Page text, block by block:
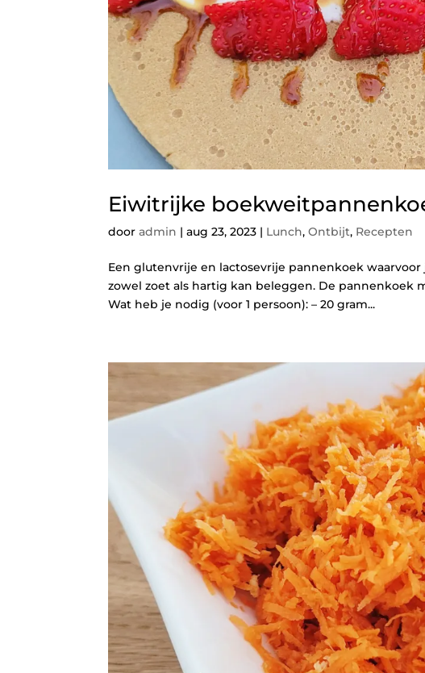
Eiwitrijke
dooradmin |aug 23, 2023 | Lunch,Ontbijt, Recepten
Een glutenvrije en lactosevrije pannenkoek
zowel zoet als hartig kan beleggen. De pannenkoek
Wat heb je nodig (voor 1 persoon): – 20 gram...